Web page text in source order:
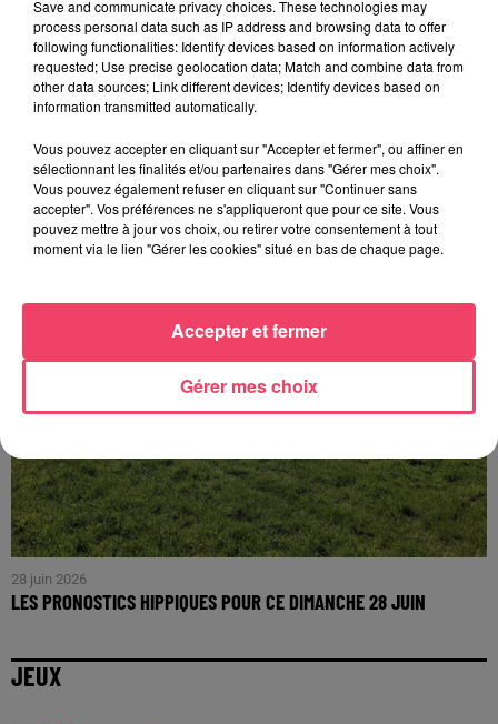
HIPPISME. L'HIPPODROME DU LION D'ANGERS DOIT RENONCER À
SA PREMIÈRE...
28 juin 2026
LES PRONOSTICS HIPPIQUES POUR CE DIMANCHE 28 JUIN
JEUX
Save and communicate privacy choices. These technologies may
process personal data such as IP address and browsing data to offer
following functionalities: Identify devices based on information actively
requested; Use precise geolocation data; Match and combine data from
other data sources; Link different devices; Identify devices based on
information transmitted automatically.
Vous pouvez accepter en cliquant sur "Accepter et fermer", ou affiner en
sélectionnant les finalités et/ou partenaires dans "Gérer mes choix".
Vous pouvez également refuser en cliquant sur "Continuer sans
accepter". Vos préférences ne s'appliqueront que pour ce site. Vous
pouvez mettre à jour vos choix, ou retirer votre consentement à tout
moment via le lien "Gérer les cookies" situé en bas de chaque page.
Gérer mes choix
Accepter et fermer